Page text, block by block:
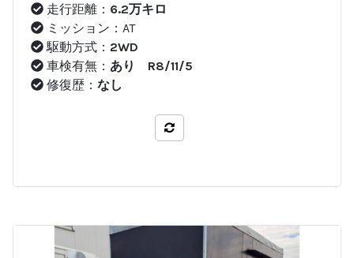
走行距離： 6.2万キロ
ミッション：AT
駆動方式： 2WD
車検有無： あり R8/11/5
修復歴： なし
比較する